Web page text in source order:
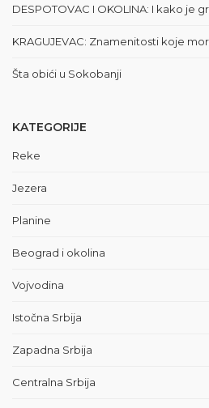
DESPOTOVAC I OKOLINA: I kako je
KRAGUJEVAC: Znamenitosti koje
Šta obići u Sokobanji
KATEGORIJE
Reke
Jezera
Planine
Beograd i okolina
Vojvodina
Istočna Srbija
Zapadna Srbija
Centralna Srbija